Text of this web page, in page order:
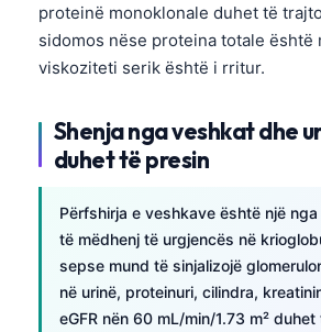
proteinë monoklonale duhet të
sidomos nëse proteina totale është
viskoziteti serik është i rritur.
Shenja nga veshkat dhe
duhet të presin
Përfshirja e veshkave është një
të mëdhenj të urgjencës në
sepse mund të sinjalizojë
në urinë, proteinuri, cilindra,
eGFR nën 60 mL/min/1.73 m²